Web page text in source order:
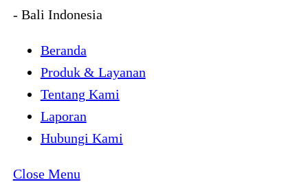
- Bali Indonesia
Beranda
Produk & Layanan
Tentang Kami
Laporan
Hubungi Kami
Close Menu